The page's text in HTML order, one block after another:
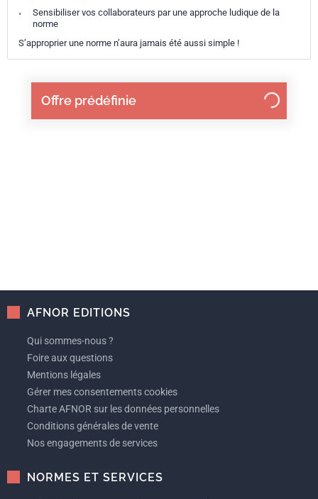
Offre prédéfinie
Sensibiliser vos collaborateurs par une approche ludique de la
norme
S’approprier une norme n’aura jamais été aussi simple !
AFNOR EDITIONS
Qui sommes-nous ?
Foire aux questions
Mentions légales
Gérer mes consentements cookies
Charte AFNOR sur les données personnelles
Conditions générales de vente
Nos engagements de services
NORMES ET SERVICES